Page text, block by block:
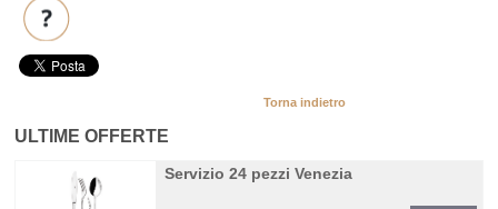
Torna indietro
ULTIME OFFERTE
Servizio 24 pezzi Venezia